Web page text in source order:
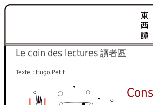
Le coin des lectures 讀者區
Texte : Hugo Petit